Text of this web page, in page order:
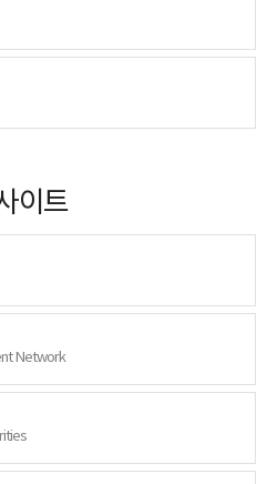
이트
Network